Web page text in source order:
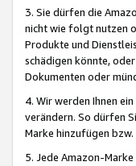
3. Sie dürfen die
nicht wie folgt nutzen
Produkte und
schädigen könnte,
Dokumenten oder
4. Wir werden Ihnen
verändern. So dürfen
Marke hinzufügen
5. Jede Amazon-